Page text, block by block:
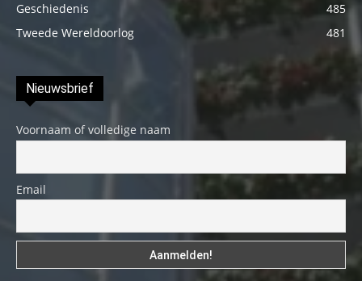
Geschiedenis
485
Tweede Wereldoorlog
481
Nieuwsbrief
Voornaam of volledige naam
Email